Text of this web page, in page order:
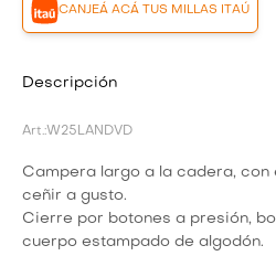
CANJEÁ ACÁ TUS MILLAS ITAÚ
Descripción
W25LANDVD
Campera largo a la cadera,
ceñir a gusto.
Cierre por botones a presión,
cuerpo estampado de algodón.